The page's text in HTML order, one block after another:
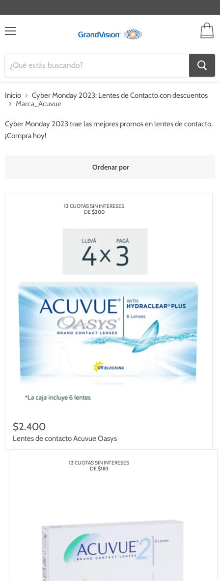
Inicio
Cyber Monday 2023: Lentes de Contacto con descuentos
Marca_Acuvue
Cyber ​​Monday 2023 trae las mejores promos en lentes de contacto.
¡Compra hoy!
Ordenar por
12 CUOTAS SIN INTERESES
DE$200
$2.400
Lentes de contacto Acuvue Oasys
12 CUOTAS SIN INTERESES
DE$183